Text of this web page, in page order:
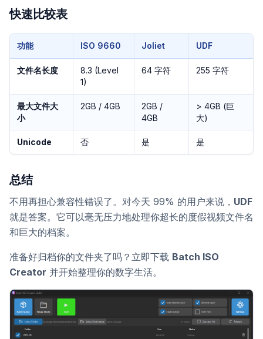
快速比较表
功能 ISO 9660 Joliet UDF
文件名长度
8.3 (Level
1)
64 字符 255 字符
最大文件大
小
2GB / 4GB
2GB /
4GB
> 4GB (巨
大)
Unicode 否 是 是
总结
不用再担心兼容性错误了。对今天 99% 的用户来说， UDF
就是答案。它可以毫无压力地处理你超长的度假视频文件名
和巨大的档案。
准备好归档你的文件夹了吗？立即下载 Batch ISO
Creator 并开始整理你的数字生活。